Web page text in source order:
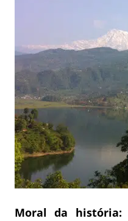
Moral da história: